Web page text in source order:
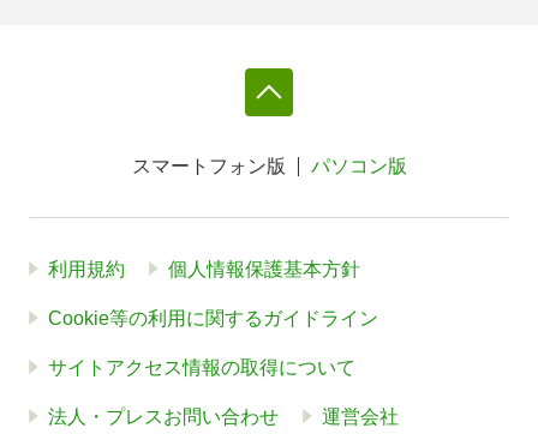
スマートフォン版 パソコン版
利用規約 個人情報保護基本方針
Cookie等の利用に関するガイドライン
サイトアクセス情報の取得について
法人・プレスお問い合わせ 運営会社